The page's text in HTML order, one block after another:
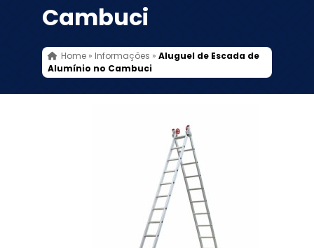
Cambuci
Home» Informações » Aluguel de Escada de
Alumínio no Cambuci